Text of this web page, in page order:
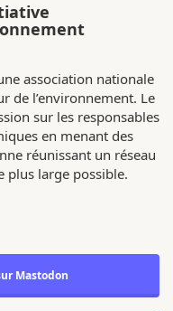
association nationale
de l’environnement. Le
sur les responsables
en menant des
réunissant un réseau
plus large possible.
Mastodon